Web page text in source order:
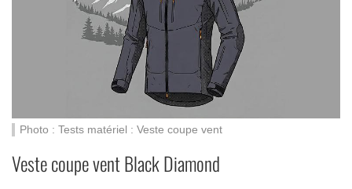
Photo : Tests matériel : Veste coupe vent
Veste coupe vent Black Diamond